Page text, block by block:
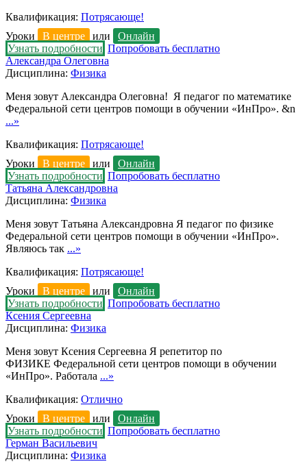
Квалификация: Потрясающе!
Уроки
В центре или
Онлайн
Узнать подробности Попробовать бесплатно
Александра Олеговна
Дисциплина: Физика
Меня зовут Александра Олеговна! Я педагог по математике
Федеральной сети центров помощи в обучении «ИнПро». &n
...»
Квалификация: Потрясающе!
Уроки
В центре или
Онлайн
Узнать подробности Попробовать бесплатно
Татьяна Александровна
Дисциплина: Физика
Меня зовут Татьяна Александровна Я педагог по физике
Федеральной сети центров помощи в обучении «ИнПро».
Являюсь так ...»
Квалификация: Потрясающе!
Уроки
В центре или
Онлайн
Узнать подробности Попробовать бесплатно
Ксения Сергеевна
Дисциплина: Физика
Меня зовут Ксения Сергеевна Я репетитор по
ФИЗИКЕ Федеральной сети центров помощи в обучении
«ИнПро». Работала ...»
Квалификация: Отлично
Уроки
В центре или
Онлайн
Узнать подробности Попробовать бесплатно
Герман Васильевич
Дисциплина: Физика